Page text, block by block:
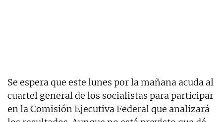
Se espera que este lunes por la mañana acuda al
cuartel general de los socialistas para participar
en la Comisión Ejecutiva Federal que analizará